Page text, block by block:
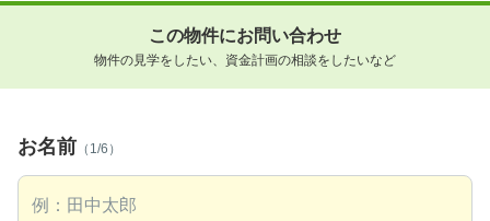
この物件にお問い合わせ
物件の見学をしたい、資金計画の相談をしたいなど
お名前 （1/6）